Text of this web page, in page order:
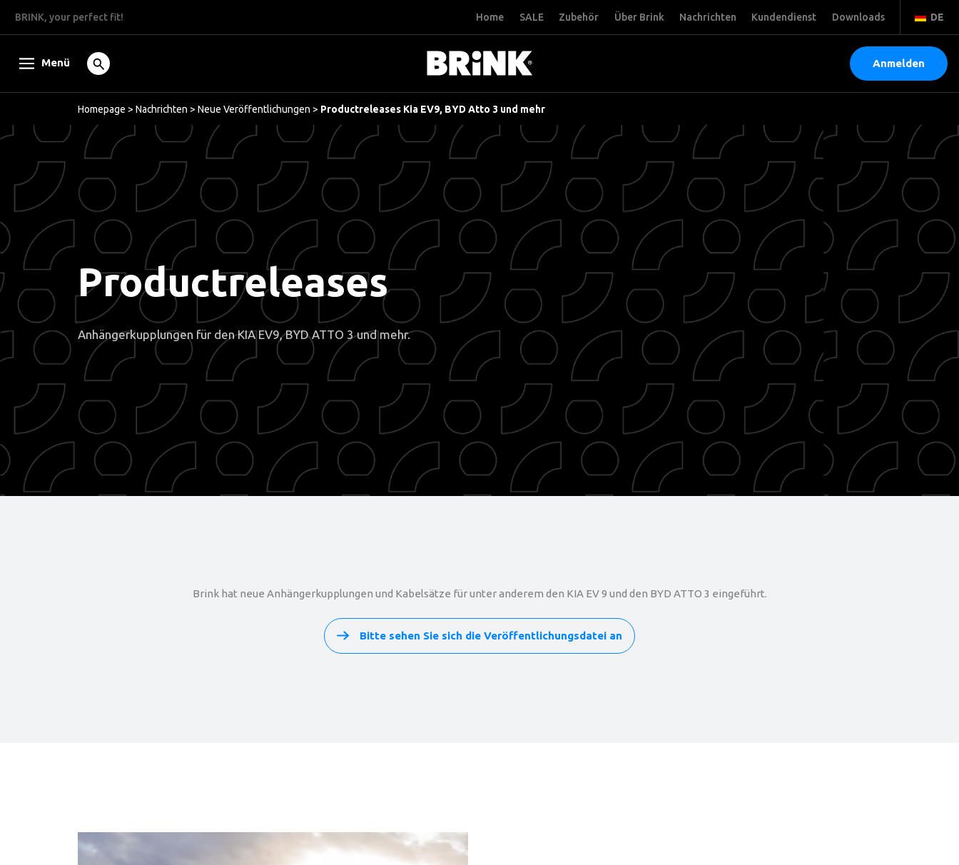
BRINK, your perfect fit! Home SALE Zubehör Über Brink Nachrichten Kundendienst Downloads DE
Menü Anmelden
Homepage > Nachrichten > Neue Veröffentlichungen > Productreleases Kia EV9, BYD Atto 3 und mehr
Productreleases
Anhängerkupplungen für den KIA EV9, BYD ATTO 3 und mehr.
Brink hat neue Anhängerkupplungen und Kabelsätze für unter anderem den KIA EV 9 und den BYD ATTO 3 eingeführt.
Bitte sehen Sie sich die Veröffentlichungsdatei an